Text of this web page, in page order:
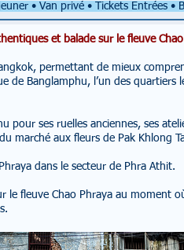
• Van privé • Tickets Entrées •
et balade sur le fleuve
permettant de mieux
Banglamphu, l’un des quartiers
pour ses ruelles anciennes, ses
marché aux fleurs de Pak Khlong
dans le secteur de Phra Athit.
fleuve Chao Phraya au moment